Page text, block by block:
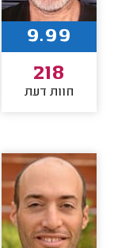
9.99
218
חוות דעת